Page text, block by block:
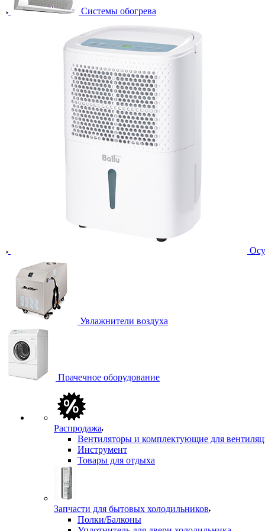
Системы обогрева
Увлажнители воздуха
Прачечное оборудование
Распродажа
Вентиляторы и комплектующие для
Инструмент
Товары для отдыха
Запчасти для бытовых холодильников
Полки/Балконы